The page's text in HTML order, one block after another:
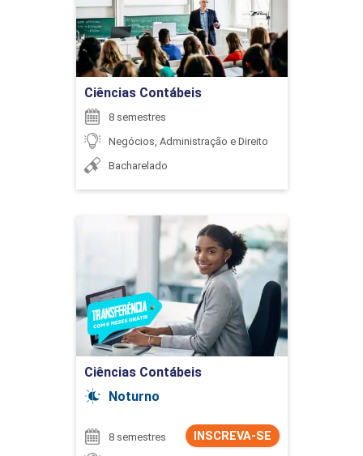
Ciências Contábeis
8 semestres
Negócios, Administração e Direito
Bacharelado
Ir para Inscrição
Ciências Contábeis
Noturno
INSCREVA-SE
8 semestres
Ciências Contábeis
Detalhes do curso
Ir para Inscrição